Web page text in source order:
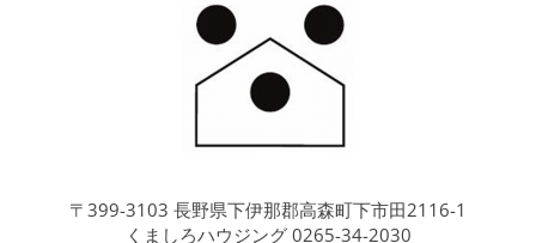
〒399-3103 長野県下伊那郡高森町下市田2116-1
くましろハウジング 0265-34-2030